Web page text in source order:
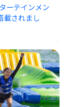
ーテインメン
載されまし